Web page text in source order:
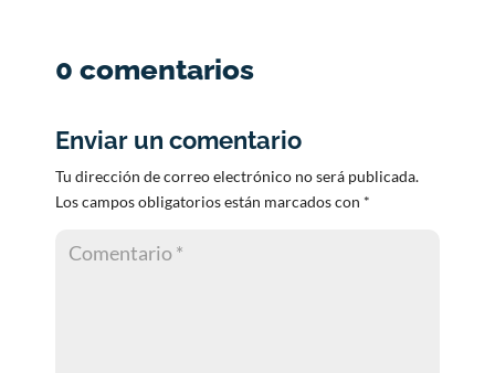
0 comentarios
Enviar un comentario
Tu dirección de correo electrónico no será publicada.
Los campos obligatorios están marcados con *